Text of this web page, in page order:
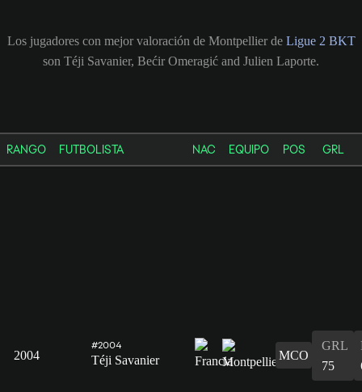
Los jugadores con mejor valoración de Montpellier de Ligue 2 BKT
son Téji Savanier, Bećir Omeragić and Julien Laporte.
RANGO FUTBOLISTA NAC EQUIPO POS GRL
2004
#2004
Téji Savanier MCO
GRL
75